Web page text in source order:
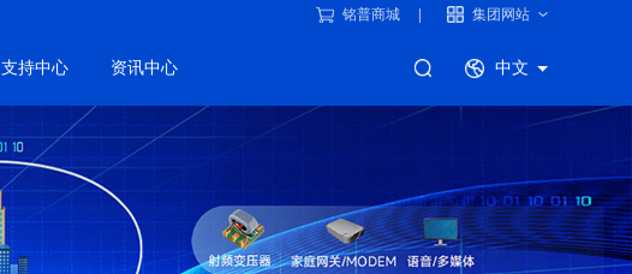
铭普商城 集团网站
支持中心 资讯中心 中文